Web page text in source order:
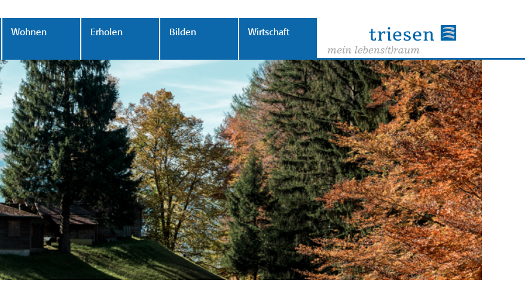
Wohnen Erholen Bilden Wirtschaft